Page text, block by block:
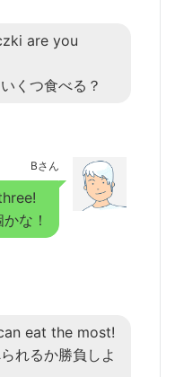
are you
くつ食べる？
Bさん
な！
eat the most!
れるか勝負しよ